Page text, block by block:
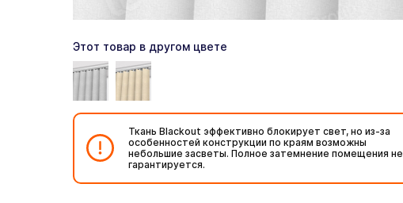
Этот товар в другом цвете
Ткань Blackout эффективно блокирует свет, но из-за
особенностей конструкции по краям возможны
небольшие засветы. Полное затемнение помещения не
гарантируется.